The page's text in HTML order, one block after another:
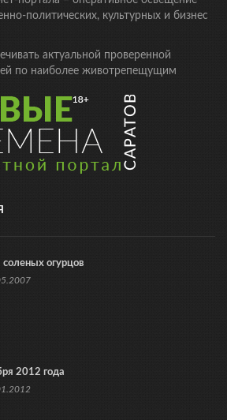
политических, культурных и бизнес
актуальной проверенной
по наиболее животрепещущим
соленых огурцов
2012 года